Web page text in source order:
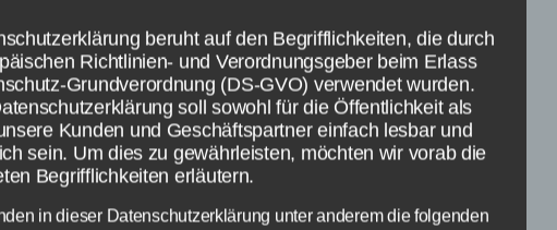
beruht auf den Begrifflichkeiten, die durch
Richtlinien- und Verordnungsgeber beim Erlass
Grundverordnung (DS-GVO) verwendet wurden.
soll sowohl für die Öffentlichkeit als
Kunden und Geschäftspartner einfach lesbar und
sein. Um dies zu gewährleisten, möchten wir vorab die
Begrifflichkeiten erläutern.
in dieser Datenschutzerklärung unter anderem die folgenden